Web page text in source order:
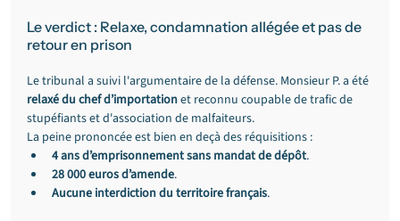
Le verdict : Relaxe, condamnation allégée et pas de
retour en prison
Le tribunal a suivi l'argumentaire de la défense. Monsieur P. a été
relaxé du chef d’importation et reconnu coupable de trafic de
stupéfiants et d'association de malfaiteurs.
La peine prononcée est bien en deçà des réquisitions :
4 ans d’emprisonnement sans mandat de dépôt.
28 000 euros d’amende.
Aucune interdiction du territoire français.